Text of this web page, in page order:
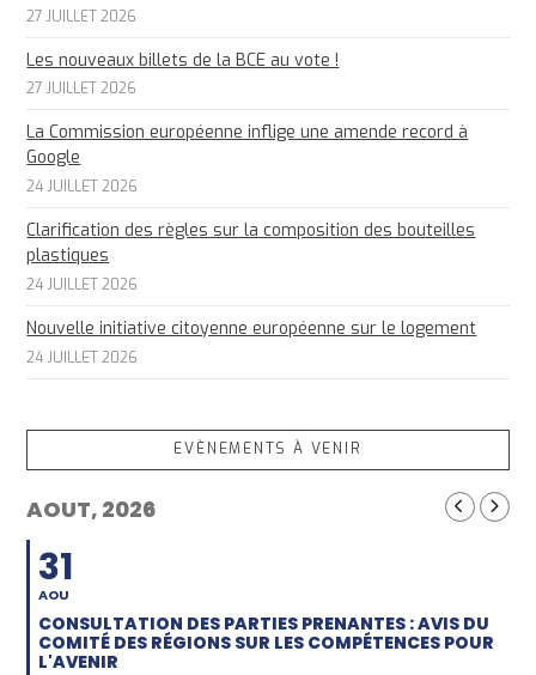
27 JUILLET 2026
Les nouveaux billets de la BCE au vote !
27 JUILLET 2026
La Commission européenne inflige une amende record à
Google
24 JUILLET 2026
Clarification des règles sur la composition des bouteilles
plastiques
24 JUILLET 2026
Nouvelle initiative citoyenne européenne sur le logement
24 JUILLET 2026
EVÈNEMENTS À VENIR
AOUT, 2026
31
AOU
CONSULTATION DES PARTIES PRENANTES : AVIS DU
COMITÉ DES RÉGIONS SUR LES COMPÉTENCES POUR
L'AVENIR